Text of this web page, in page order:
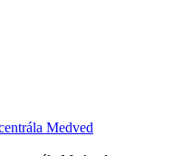
Medved